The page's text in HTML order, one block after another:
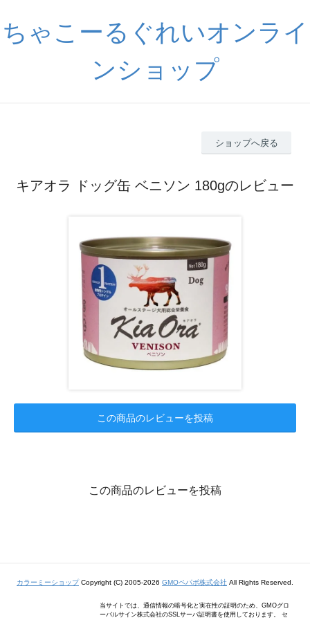
ちゃこーるぐれいオンライ
ンショップ
ショップへ戻る
キアオラ ドッグ缶 ベニソン 180gのレビュー
この商品のレビューを投稿
この商品のレビューを投稿
カラーミーショップCopyright (C) 2005-2026 GMOペパボ株式会社 All Rights Reserved.
当サイトでは、通信情報の暗号化と実在性の証明のため、GMOグロ
ーバルサイン株式会社のSSLサーバ証明書を使用しております。 セ